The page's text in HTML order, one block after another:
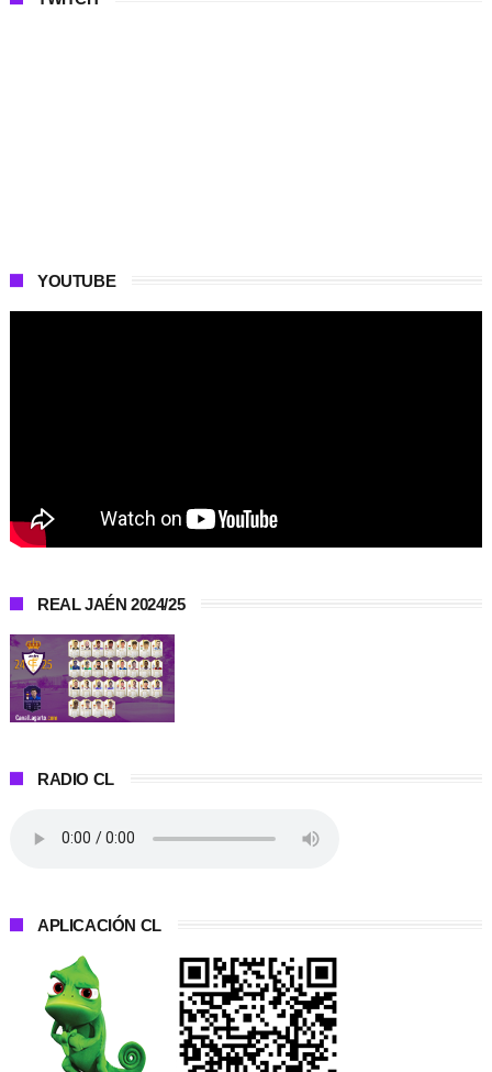
YOUTUBE
REAL JAÉN 2024/25
RADIO CL
APLICACIÓN CL